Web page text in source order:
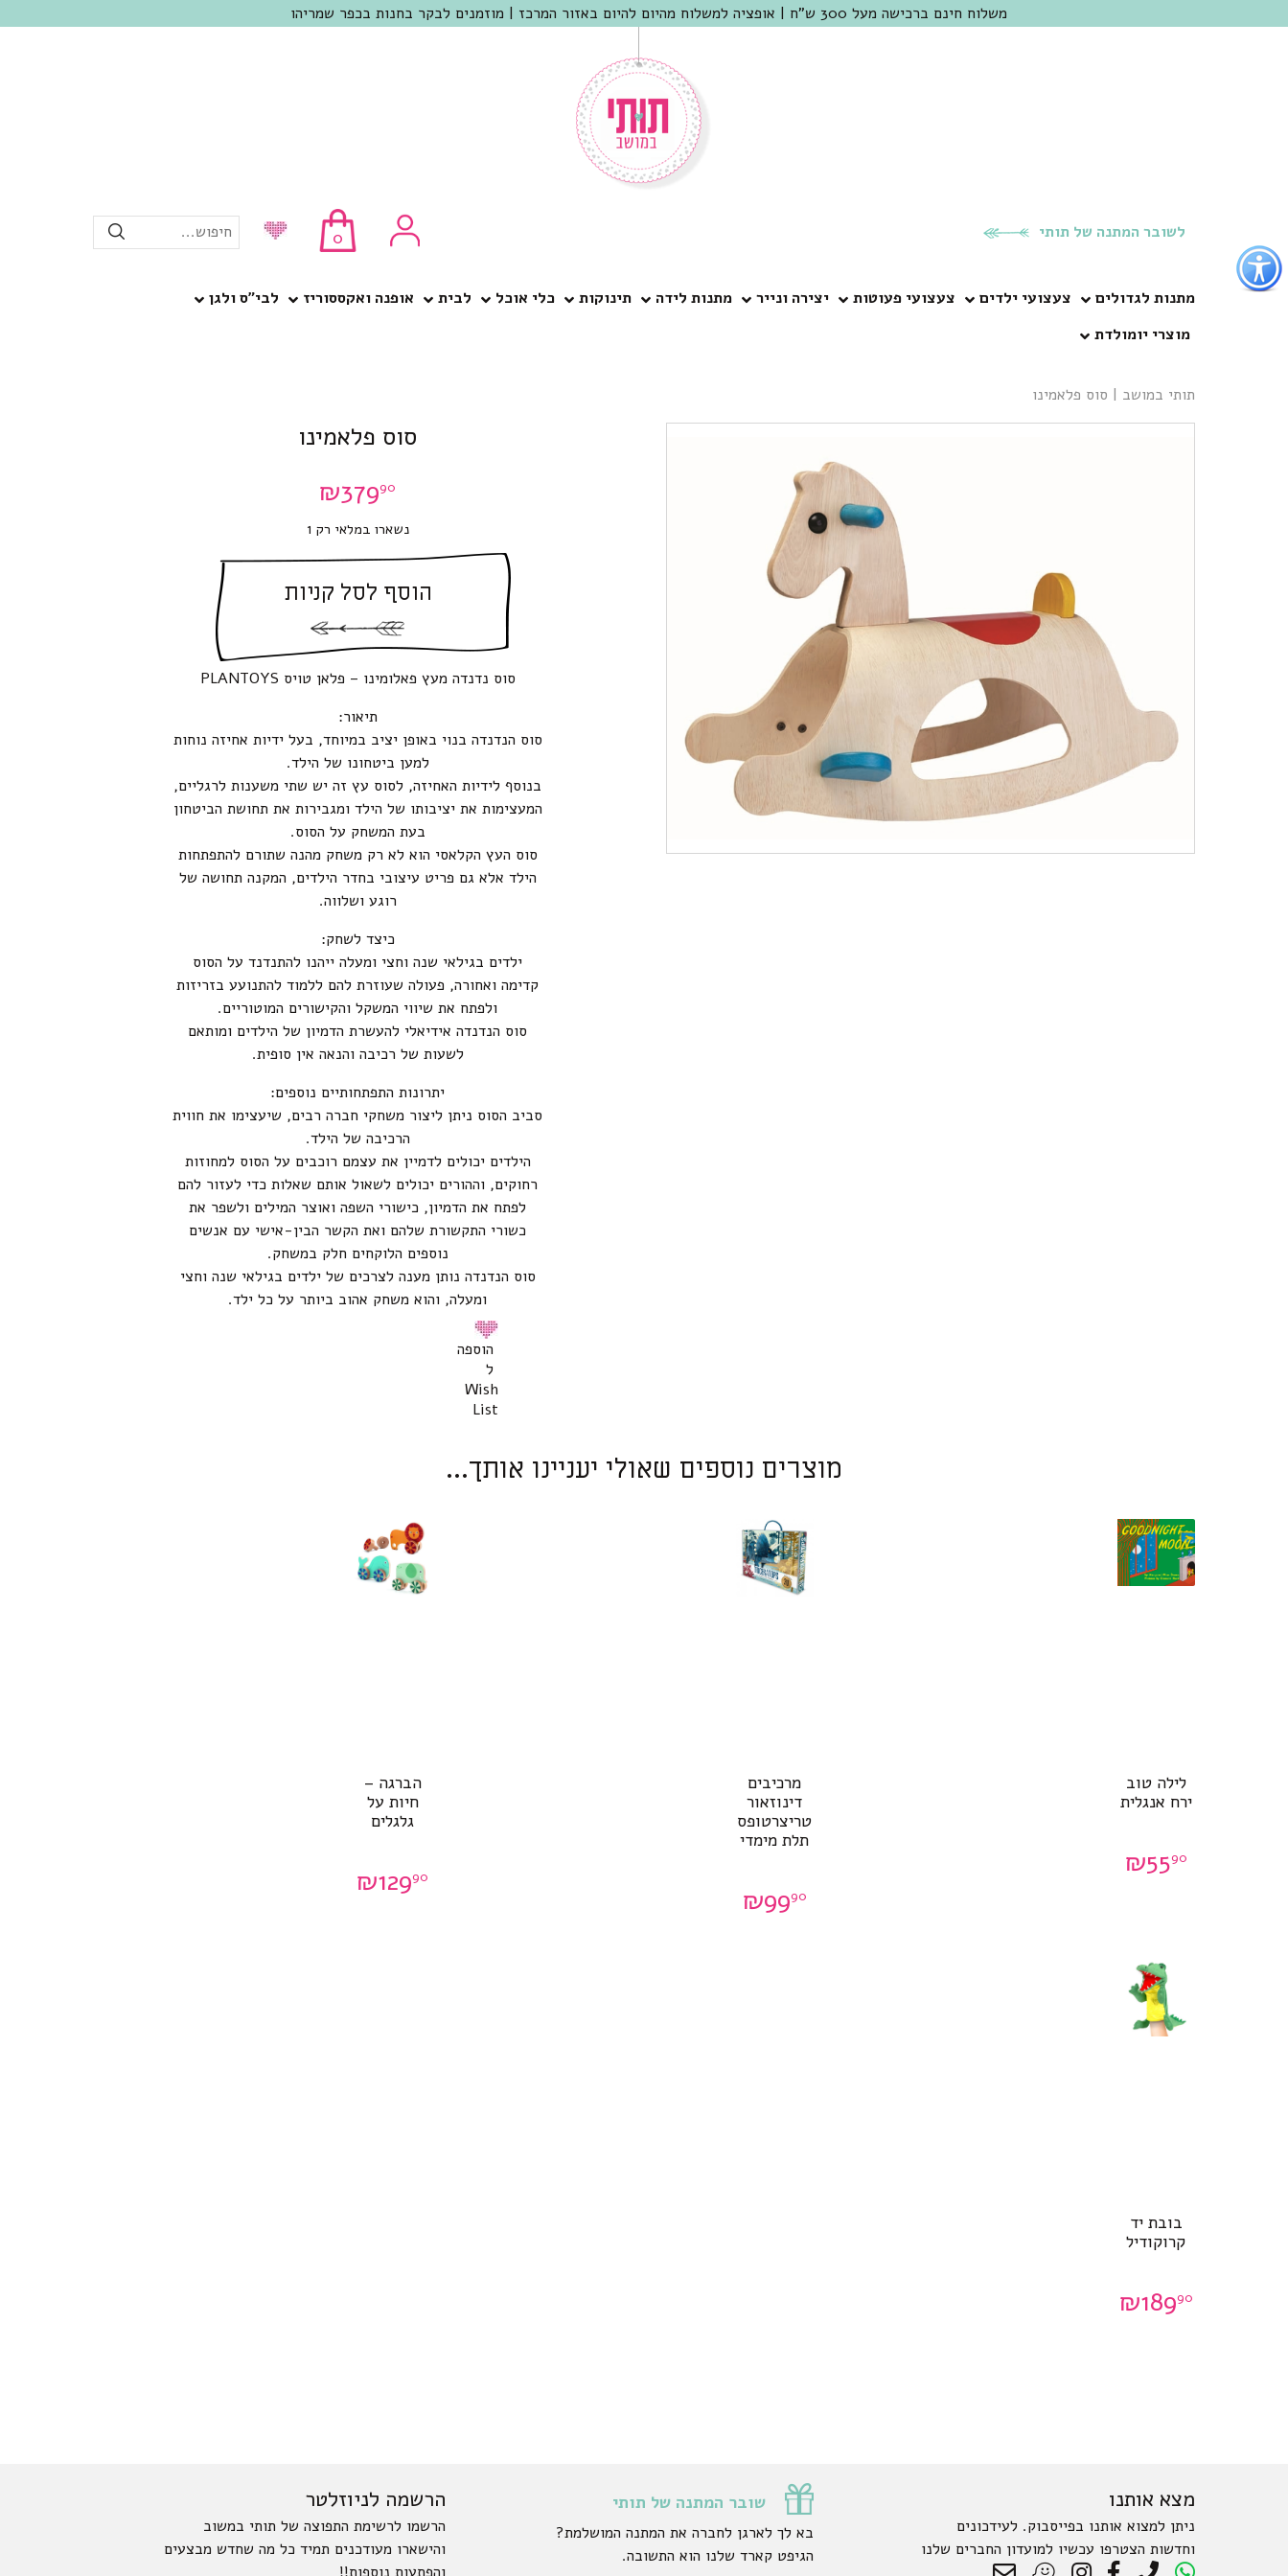
כפתור
לפתיחת
תפריט
נגישות
משלוח חינם ברכישה מעל 300 ש"ח | אופציה למשלוח מהיום להיום באזור המרכז | מוזמנים לבקר בחנות בכפר שמריהו
לשובר המתנה של תותי 0 חיפוש...
מתנות לגדולים צעצועי ילדים צעצועי פעוטות יצירה ונייר מתנות לידה תינוקות כלי אוכל לבית אופנה ואקססוריז
לבי”ס ולגן
מוצרי יומולדת
תותי במושב | סוס פלאמינו
סוס פלאמינו
₪37990
נשארו במלאי רק 1
הוסף לסל קניות
סוס נדנדה מעץ פאלומינו – פלאן טויס PLANTOYS
תיאור:
סוס הנדנדה בנוי באופן יציב במיוחד, בעל ידיות אחיזה נוחות
למען ביטחונו של הילד.
בנוסף לידיות האחיזה, לסוס עץ זה יש שתי משענות לרגליים,
המעצימות את יציבותו של הילד ומגבירות את תחושת הביטחון
בעת המשחק על הסוס.
סוס העץ הקלאסי הוא לא רק משחק מהנה שתורם להתפתחות
הילד אלא גם פריט עיצובי בחדר הילדים, המקנה תחושה של
רוגע ושלווה.
כיצד לשחק:
ילדים בגילאי שנה וחצי ומעלה ייהנו להתנדנד על הסוס
קדימה ואחורה, פעולה שעוזרת להם ללמוד להתנועע בזריזות
ולפתח את שיווי המשקל והקישורים המוטוריים.
סוס הנדנדה אידיאלי להעשרת הדמיון של הילדים ומותאם
לשעות של רכיבה והנאה אין סופית.
יתרונות התפתחותיים נוספים:
סביב הסוס ניתן ליצור משחקי חברה רבים, שיעצימו את חווית
הרכיבה של הילד.
הילדים יכולים לדמיין את עצמם רוכבים על הסוס למחוזות
רחוקים, וההורים יכולים לשאול אותם שאלות כדי לעזור להם
לפתח את הדמיון, כישורי השפה ואוצר המילים ולשפר את
כשורי התקשורת שלהם ואת הקשר הבין-אישי עם אנשים
נוספים הלוקחים חלק במשחק.
סוס הנדנדה נותן מענה לצרכים של ילדים בגילאי שנה וחצי
ומעלה, והוא משחק אהוב ביותר על כל ילד.
הוספה
ל
Wish
List
מוצרים נוספים שאולי יעניינו אותך...
לילה טוב
ירח אנגלית
₪5590
מרכיבים
דינוזאור
טריצרטופס
תלת מימדי
₪9990
הברגה –
חיות על
גלגלים
₪12990
בובת יד
קרוקודיל
₪18990
מצא אותנו
ניתן למצוא אותנו בפייסבוק. לעידכונים
וחדשות הצטרפו עכשיו למועדון החברים שלנו
שובר המתנה של תותי
בא לך לארגן לחברה את המתנה המושלמת?
הגיפט קארד שלנו הוא התשובה.
הרשמה לניוזלטר
הרשמו לרשימת התפוצה של תותי במשוב
והישארו מעודכנים תמיד כל מה שחדש מבצעים
והפתעות נוספות!!